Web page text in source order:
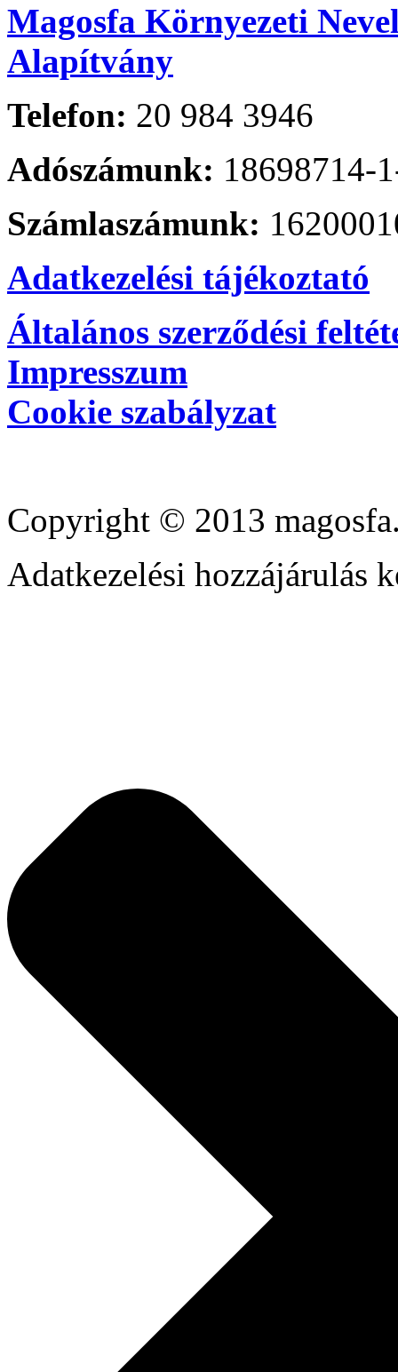
Magosfa Környezeti
Alapítvány
Telefon: 20 984 3946
Adószámunk: 18698714-
Számlaszámunk:
Adatkezelési tájékoztató
Általános szerződési
Impresszum
Cookie szabályzat
Copyright © 2013
Adatkezelési hozzájárulás